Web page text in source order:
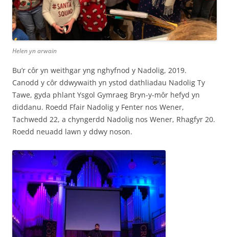
Helen yn arwain
Bu’r côr yn weithgar yng nghyfnod y Nadolig, 2019.
Canodd y côr ddwywaith yn ystod dathliadau Nadolig Ty
Tawe, gyda phlant Ysgol Gymraeg Bryn-y-môr hefyd yn
diddanu. Roedd Ffair Nadolig y Fenter nos Wener,
Tachwedd 22, a chyngerdd Nadolig nos Wener, Rhagfyr 20.
Roedd neuadd lawn y ddwy noson.